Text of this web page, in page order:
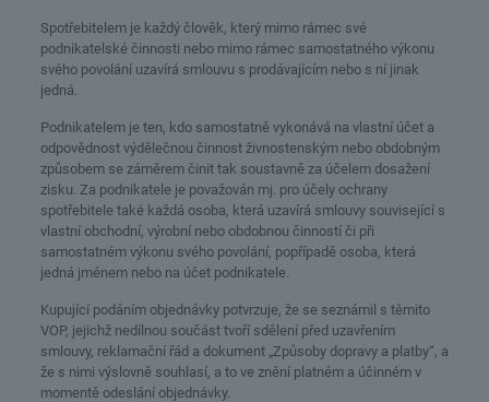
Spotřebitelem je každý člověk, který mimo rámec své
podnikatelské činnosti nebo mimo rámec samostatného výkonu
svého povolání uzavírá smlouvu s prodávajícím nebo s ní jinak
jedná.
Podnikatelem je ten, kdo samostatně vykonává na vlastní účet a
odpovědnost výdělečnou činnost živnostenským nebo obdobným
způsobem se záměrem činit tak soustavně za účelem dosažení
zisku. Za podnikatele je považován mj. pro účely ochrany
spotřebitele také každá osoba, která uzavírá smlouvy související s
vlastní obchodní, výrobní nebo obdobnou činností či při
samostatném výkonu svého povolání, popřípadě osoba, která
jedná jménem nebo na účet podnikatele.
Kupující podáním objednávky potvrzuje, že se seznámil s těmito
VOP, jejichž nedílnou součást tvoří sdělení před uzavřením
smlouvy, reklamační řád a dokument „Způsoby dopravy a platby“, a
že s nimi výslovně souhlasí, a to ve znění platném a účinném v
momentě odeslání objednávky.